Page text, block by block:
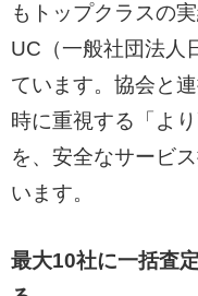
もトップクラスの
UC（一般社団法人
ています。協会と
時に重視する「よ
を、安全なサービ
います。
最大10社に一括査